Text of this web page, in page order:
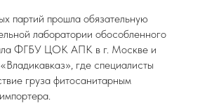
партий прошла обязательную
лаборатории обособленного
ФГБУ ЦОК АПК в г. Москве и
где специалисты
груза фитосанитарным